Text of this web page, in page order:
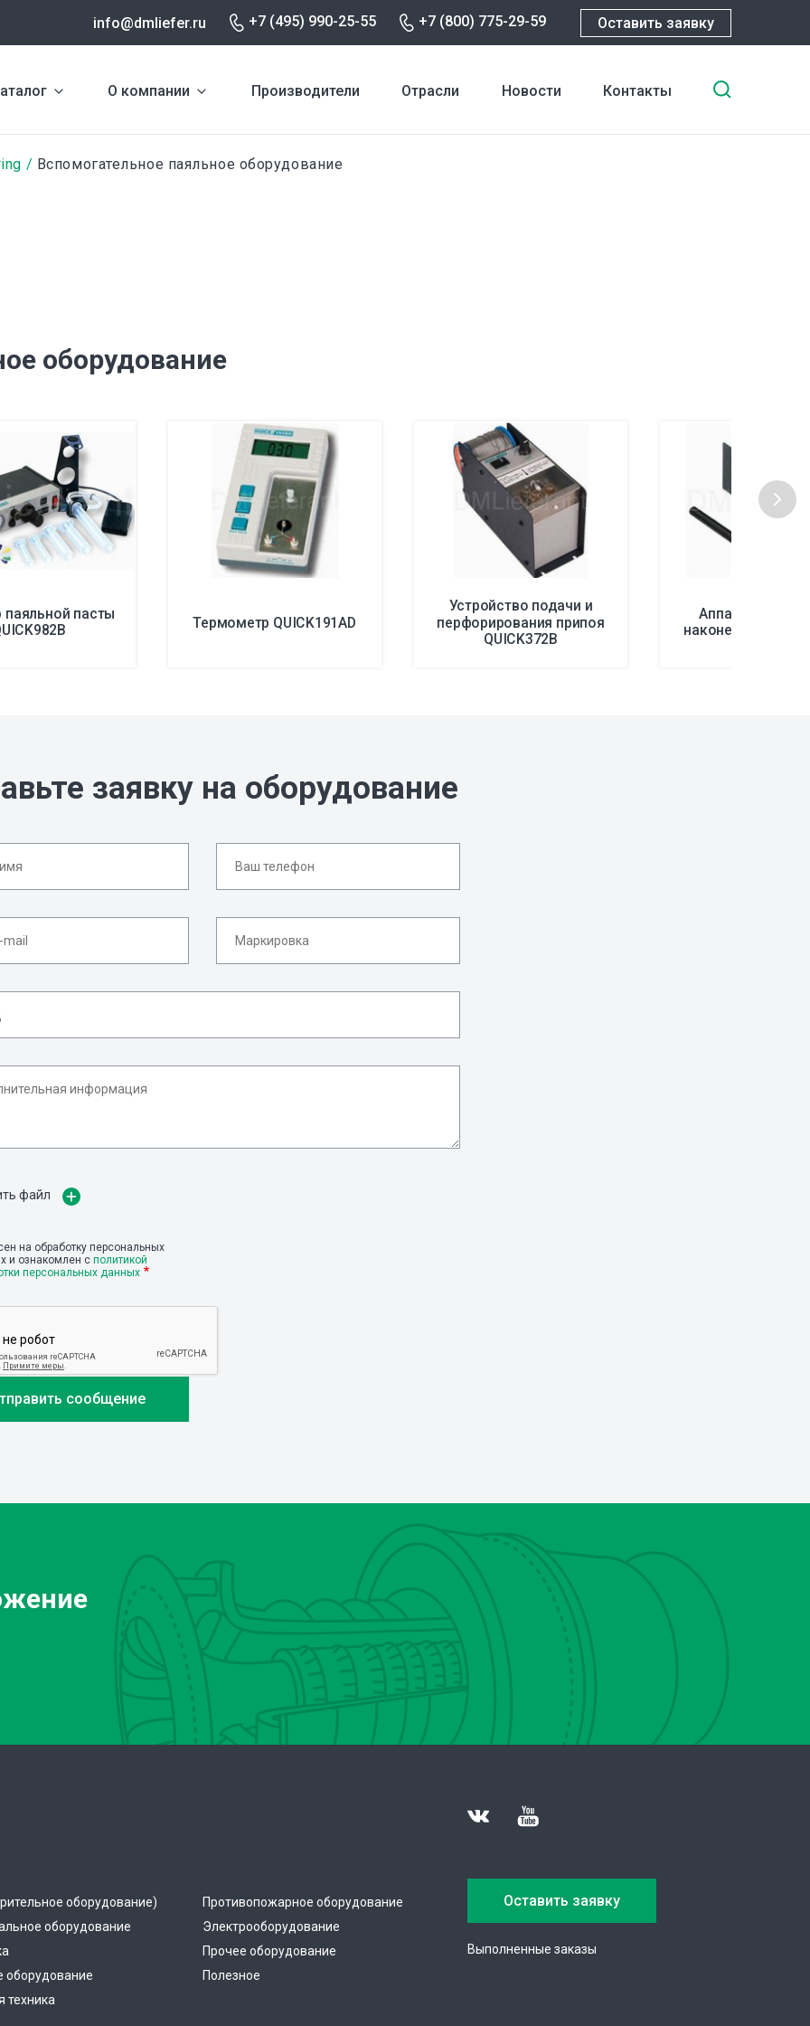
info@dmliefer.ru +7 (495) 990-25-55 +7 (800) 775-29-59 Оставить заявку
О компании Производители Отрасли Новости Контакты
Вспомогательное паяльное оборудование
оборудование
паяльной пасты Термометр QUICK191AD
Устройство подачи и
перфорирования припоя
QUICK372B
Аппарат для
наконечников
заявку на оборудование
файл
на обработку персональных
и ознакомлен с политикой
персональных данных
оборудование)
оборудование
оборудование
техника
Противопожарное оборудование
Электрооборудование
Прочее оборудование
Полезное
Оставить заявку
Выполненные заказы